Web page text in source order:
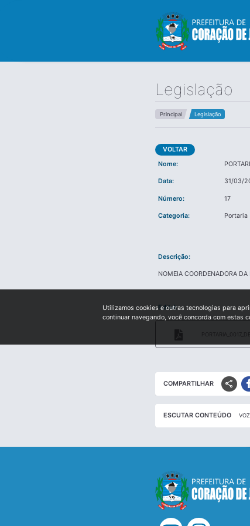
Legislação
Principal Legislação
VOLTAR
Nome:
Data: 31/03/
Número: 17
Categoria: Portaria
Descrição:
NOMEIA COORDENADORA
Edital:
COMPARTILHAR share
ESCUTAR CONTEÚDO
Utilizamos cookies e outras tecnologias para
continuar navegando, você concorda com estas